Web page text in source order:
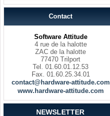
Contact
Software Attitude
4 rue de la halotte
ZAC de la halotte
77470 Trilport
Tel. 01.60.01.12.53
Fax. 01.60.25.34.01
contact@hardware-attitude.com
www.hardware-attitude.com
NEWSLETTER